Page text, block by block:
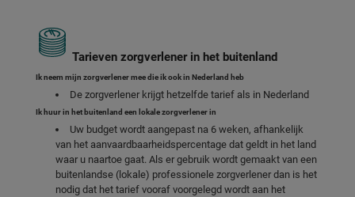
Tarieven zorgverlener in het buitenland
Ik neem mijn zorgverlener mee die ik ook in Nederland heb
De zorgverlener krijgt hetzelfde tarief als in Nederland
Ik huur in het buitenland een lokale zorgverlener in
Uw budget wordt aangepast na 6 weken, afhankelijk
van het aanvaardbaarheidspercentage dat geldt in het land
waar u naartoe gaat. Als er gebruik wordt gemaakt van een
buitenlandse (lokale) professionele zorgverlener dan is het
nodig dat het tarief vooraf voorgelegd wordt aan het